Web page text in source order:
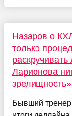
Назаров о
только
раскручивать
Ларионова
зрелищность»
Бывший